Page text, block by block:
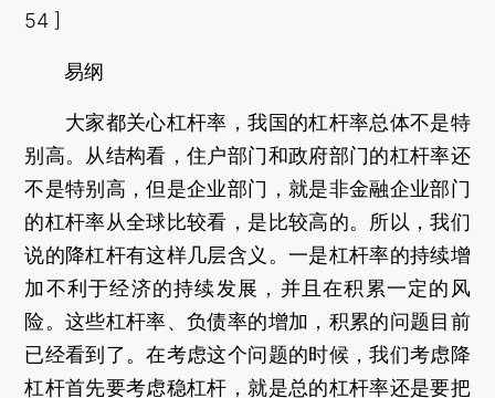
54 ]
易纲
大家都关心杠杆率，我国的杠杆率总体不是特
别高。从结构看，住户部门和政府部门的杠杆率还
不是特别高，但是企业部门，就是非金融企业部门
的杠杆率从全球比较看，是比较高的。所以，我们
说的降杠杆有这样几层含义。一是杠杆率的持续增
加不利于经济的持续发展，并且在积累一定的风
险。这些杠杆率、负债率的增加，积累的问题目前
已经看到了。在考虑这个问题的时候，我们考虑降
杠杆首先要考虑稳杠杆，就是总的杠杆率还是要把